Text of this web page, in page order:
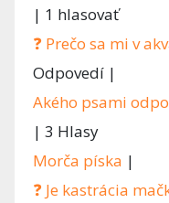
| 1 hlasovať
❓ Prečo sa mi v
Odpovedí |
Akého psami
| 3 Hlasy
Morča píska |
❓ Je kastrácia